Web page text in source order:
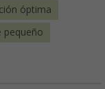
óptima
pequeño